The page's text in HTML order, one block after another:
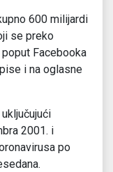
600 milijardi
se preko
Facebooka
i na oglasne
2001. i
po